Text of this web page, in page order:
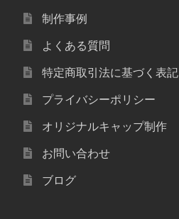
制作事例
よくある質問
特定商取引法に基づく表記
プライバシーポリシー
オリジナルキャップ制作
お問い合わせ
ブログ